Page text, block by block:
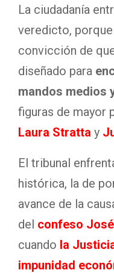
La ciudadanía
veredicto,
convicción de
diseñado para
mandos medios
figuras de mayor
Laura Stratta y
El tribunal
histórica, la de
avance de la
del confeso
cuando la
impunidad